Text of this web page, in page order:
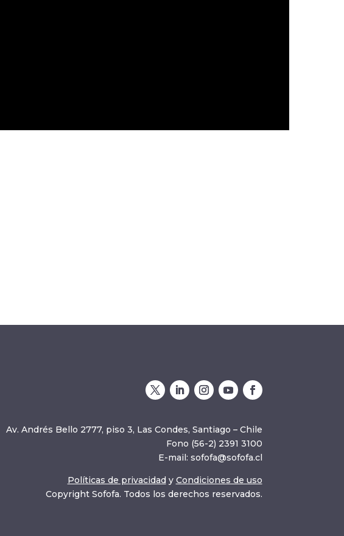
Av. Andrés Bello 2777, piso 3, Las Condes, Santiago – Chile
Fono (56-2) 2391 3100
E-mail: sofofa@sofofa.cl
Políticas de privacidad y Condiciones de uso
Copyright Sofofa. Todos los derechos reservados.